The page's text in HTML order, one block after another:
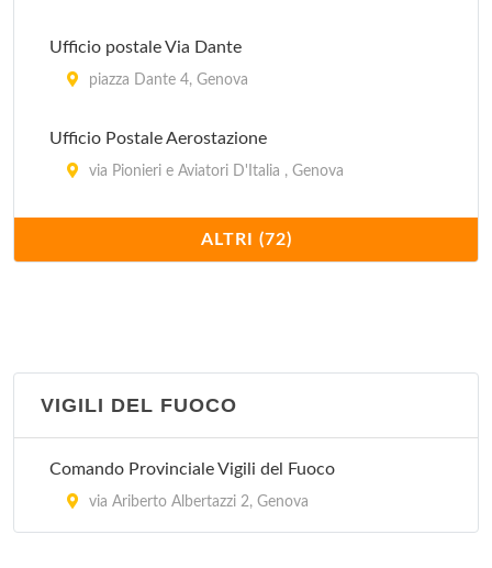
Ufficio postale Via Dante
piazza Dante 4, Genova
Ufficio Postale Aerostazione
via Pionieri e Aviatori D'Italia , Genova
Ufficio Postale Corso De Stefanis
corso Alessandro De Stefanis 239, Genova
Ufficio Postale Corso Firenze
Ufficio Postale Corso Martinetti
corso Luigi Andrea Martinetti 199/R, Genova
ALTRI (72)
VIGILI DEL FUOCO
Comando Provinciale Vigili del Fuoco
via Ariberto Albertazzi 2, Genova